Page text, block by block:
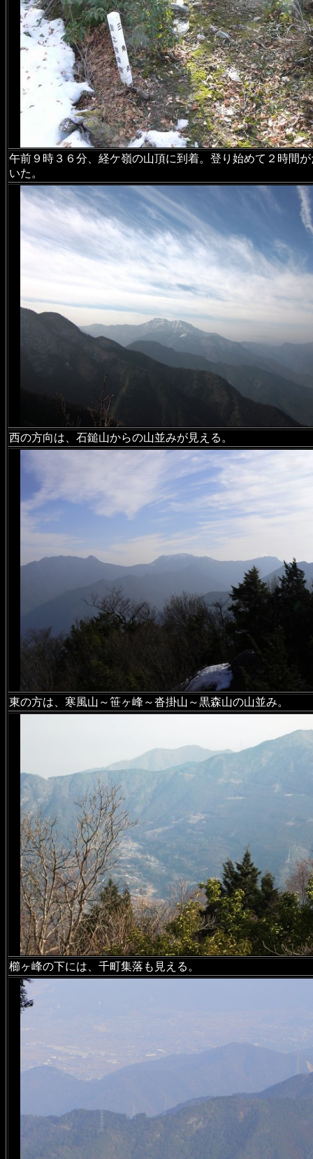
午前９時３６分、経ケ嶺の山頂に到着。登り始めて２時間
いた。
西の方向は、石鎚山からの山並みが見える。
東の方は、寒風山～笹ヶ峰～沓掛山～黒森山の山並み。
櫛ヶ峰の下には、千町集落も見える。